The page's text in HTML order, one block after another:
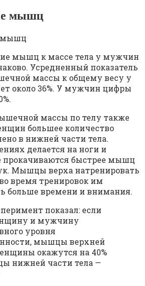
мышц
мышц к массе тела у мужчин
Усредненный показатель
массы к общему весу у
около 36%. У мужчин цифры
массы по телу также
большее количество
в нижней части тела.
делается на ноги и
прокачиваются быстрее мышц
Мышцы верха натренировать
время тренировок им
больше времени и внимания.
показал: если
и мужчину
уровня
мышцы верхней
окажутся на 40%
нижней части тела —